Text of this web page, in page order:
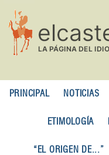
contenido
principal
PRINCIPAL NOTICIAS
ETIMOLOGÍA
“EL ORIGEN DE...”